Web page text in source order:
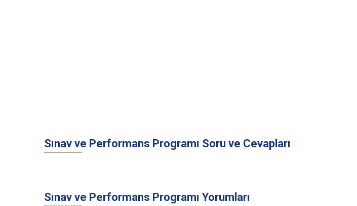
Sınav ve Performans Programı Soru ve Cevapları
Sınav ve Performans Programı Yorumları